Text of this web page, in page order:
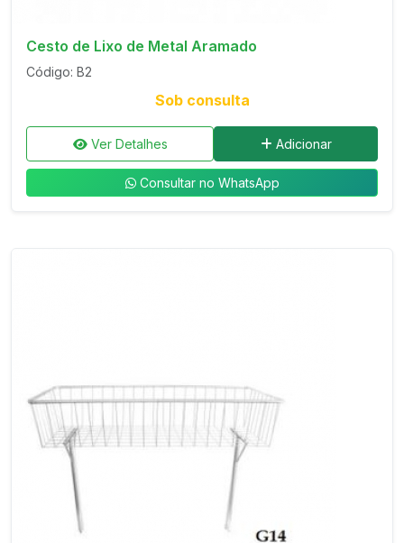
Cesto de Lixo de Metal Aramado
Código: B2
Sob consulta
Ver Detalhes Adicionar
Consultar no WhatsApp